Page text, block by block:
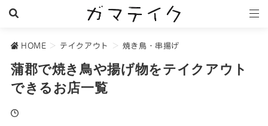
HOME > テイクアウト > 焼き鳥・串揚げ
蒲郡で焼き鳥や揚げ物をテイクアウト
できるお店一覧